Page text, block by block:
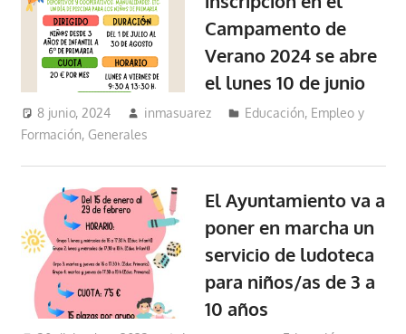
Campamento de
Verano 2024 se abre
el lunes 10 de junio
8 junio, 2024 inmasuarez
Educación, Empleo y
Formación, Generales
El Ayuntamiento va a
poner en marcha un
servicio de ludoteca
para niños/as de 3 a
10 años